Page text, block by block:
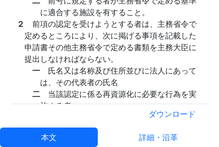
に適合する施設を有すること。
２ 前項の認定を受けようとする者は、主務省令で
定めるところにより、次に掲げる事項を記載した
申請書その他主務省令で定める書類を主務大臣に
提出しなければならない。
一 氏名又は名称及び住所並びに法人にあって
は、その代表者の氏名
二 当該認定に係る再資源化に必要な行為を実
施する者
当該認定に係る再資源化に必要な行為の用
に供する施設
主務大臣は、第一項の認定の申請に係る再資源
ダウンロード
本文 詳細・沿革